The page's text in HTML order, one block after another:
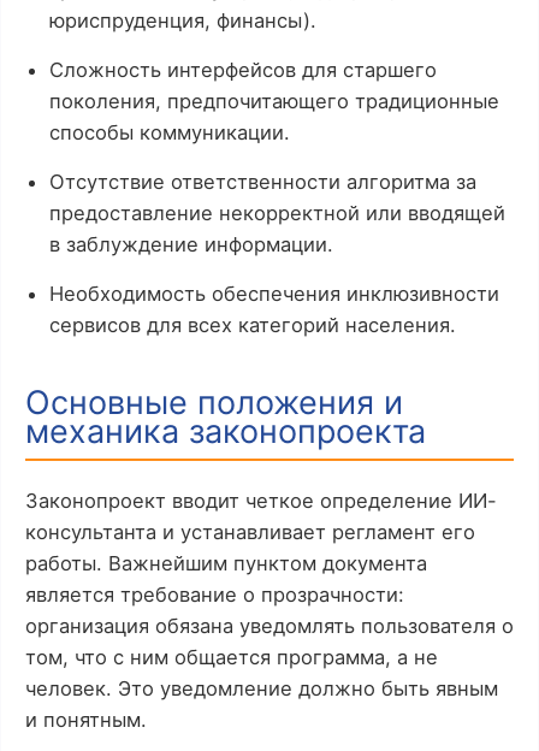
юриспруденция, финансы).
Сложность интерфейсов для старшего
поколения, предпочитающего традиционные
способы коммуникации.
Отсутствие ответственности алгоритма за
предоставление некорректной или вводящей
в заблуждение информации.
Необходимость обеспечения инклюзивности
сервисов для всех категорий населения.
Основные положения и
механика законопроекта
Законопроект вводит четкое определение ИИ-
консультанта и устанавливает регламент его
работы. Важнейшим пунктом документа
является требование о прозрачности:
организация обязана уведомлять пользователя о
том, что с ним общается программа, а не
человек. Это уведомление должно быть явным
и понятным.